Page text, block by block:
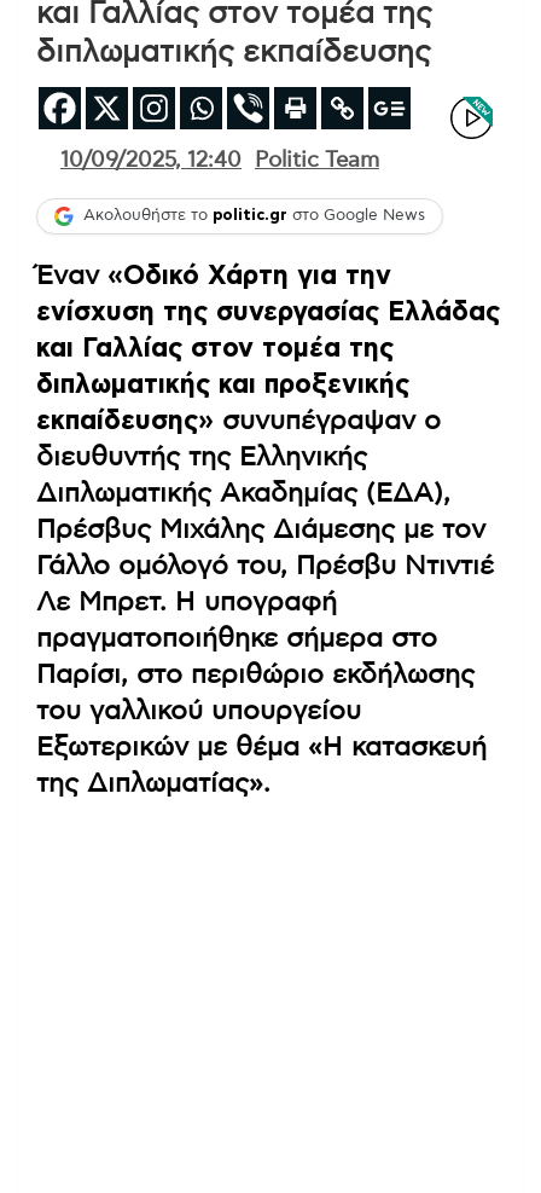
και Γαλλίας στον τομέα της
διπλωματικής εκπαίδευσης
10/09/2025, 12:40 Politic Team
Ακολουθήστε το politic.gr στο Google News
Έναν «Οδικό Χάρτη για την
ενίσχυση της συνεργασίας Ελλάδας
και Γαλλίας στον τομέα της
διπλωματικής και προξενικής
εκπαίδευσης» συνυπέγραψαν ο
διευθυντής της Ελληνικής
Διπλωματικής Ακαδημίας (ΕΔΑ),
Πρέσβυς Μιχάλης Διάμεσης με τον
Γάλλο ομόλογό του, Πρέσβυ Ντιντιέ
Λε Μπρετ. Η υπογραφή
πραγματοποιήθηκε σήμερα στο
Παρίσι, στο περιθώριο εκδήλωσης
του γαλλικού υπουργείου
Εξωτερικών με θέμα «Η κατασκευή
της Διπλωματίας».